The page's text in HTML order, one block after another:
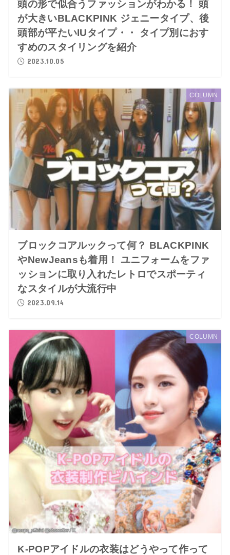
頭の形で似合うファッションがわかる！ 頭
が大きいBLACKPINK ジェニータイプ、後
頭部が平たいIUタイプ・・ タイプ別におす
すめのスタイリングを紹介
2023.10.05
COLUMN
ブロックコアルックって何？ BLACKPINK
やNewJeansも着用！ ユニフォームをファ
ッションに取り入れたレトロでスポーティ
なスタイルが大流行中
2023.09.14
COLUMN
K-POPアイドルの衣装はどうやって作って